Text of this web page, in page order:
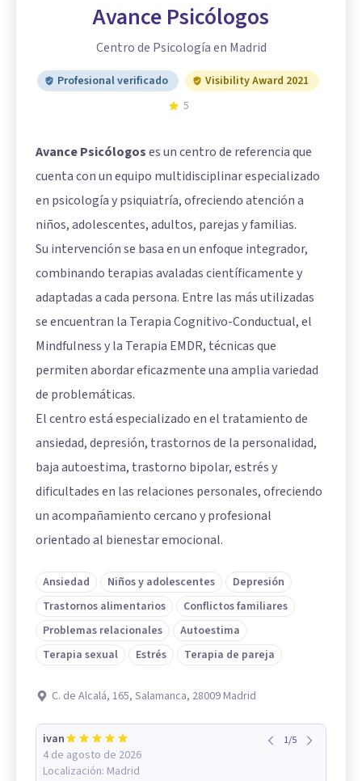
Avance Psicólogos
Centro de Psicología en Madrid
Profesional verificado
Visibility Award 2021
5
Avance Psicólogoses un centro de referencia que
cuenta con un equipo multidisciplinar especializado
en psicología y psiquiatría, ofreciendo atención a
niños, adolescentes, adultos, parejas y familias.
Su intervención se basa en un enfoque integrador,
combinando terapias avaladas científicamente y
adaptadas a cada persona. Entre las más utilizadas
se encuentran la Terapia Cognitivo-Conductual, el
Mindfulness y la Terapia EMDR, técnicas que
permiten abordar eficazmente una amplia variedad
de problemáticas.
El centro está especializado en el tratamiento de
ansiedad, depresión, trastornos de la personalidad,
baja autoestima, trastorno bipolar, estrés y
dificultades en las relaciones personales, ofreciendo
un acompañamiento cercano y profesional
orientado al bienestar emocional.
Ansiedad Niños y adolescentes
Depresión
Trastornos alimentarios
Conflictos familiares
Problemas relacionales
Autoestima
Terapia sexual
Estrés Terapia de pareja
C. de Alcalá, 165, Salamanca, 28009 Madrid
ivan
4 de agosto de 2026
Localización: Madrid
1/5